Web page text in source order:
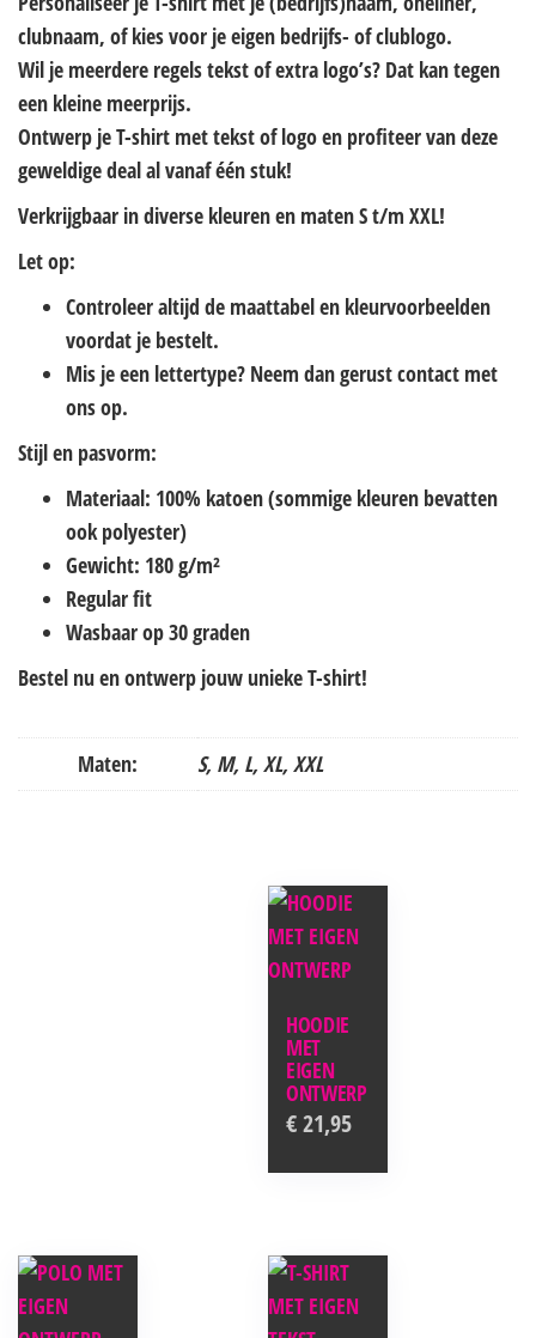
clubnaam, of kies voor je eigen bedrijfs- of clublogo.
Wil je meerdere regels tekst of extra logo’s? Dat kan tegen
een kleine meerprijs.
Ontwerp je T-shirt met tekst of logo en profiteer van deze
geweldige deal al vanaf één stuk!
Verkrijgbaar in diverse kleuren en maten S t/m XXL!
Let op:
Controleer altijd de maattabel en kleurvoorbeelden
voordat je bestelt.
Mis je een lettertype? Neem dan gerust contact met
ons op.
Stijl en pasvorm:
Materiaal: 100% katoen (sommige kleuren bevatten
ook polyester)
Gewicht: 180 g/m²
Regular fit
Wasbaar op 30 graden
Bestel nu en ontwerp jouw unieke T-shirt!
Maten: S, M, L, XL, XXL
HOODIE
MET
EIGEN
ONTWERP
€21,95